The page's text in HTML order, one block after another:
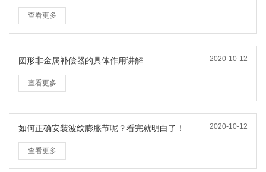
查看更多
2020-10-12
圆形非金属补偿器的具体作用讲解
查看更多
2020-10-12
如何正确安装波纹膨胀节呢？看完就明白了！
查看更多